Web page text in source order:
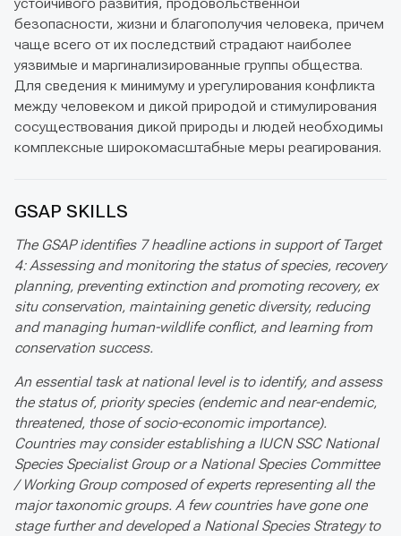
безопасности, жизни и благополучия человека, причем
чаще всего от их последствий страдают наиболее
уязвимые и маргинализированные группы общества.
Для сведения к минимуму и урегулирования конфликта
между человеком и дикой природой и стимулирования
сосуществования дикой природы и людей необходимы
комплексные широкомасштабные меры реагирования.
GSAP SKILLS
The GSAP identifies 7 headline actions in support of Target
4: Assessing and monitoring the status of species, recovery
planning, preventing extinction and promoting recovery, ex
situ conservation, maintaining genetic diversity, reducing
and managing human-wildlife conflict, and learning from
conservation success.
An essential task at national level is to identify, and assess
the status of, priority species (endemic and near-endemic,
threatened, those of socio-economic importance).
Countries may consider establishing a IUCN SSC National
Species Specialist Group or a National Species Committee
/ Working Group composed of experts representing all the
major taxonomic groups. A few countries have gone one
stage further and developed a National Species Strategy to